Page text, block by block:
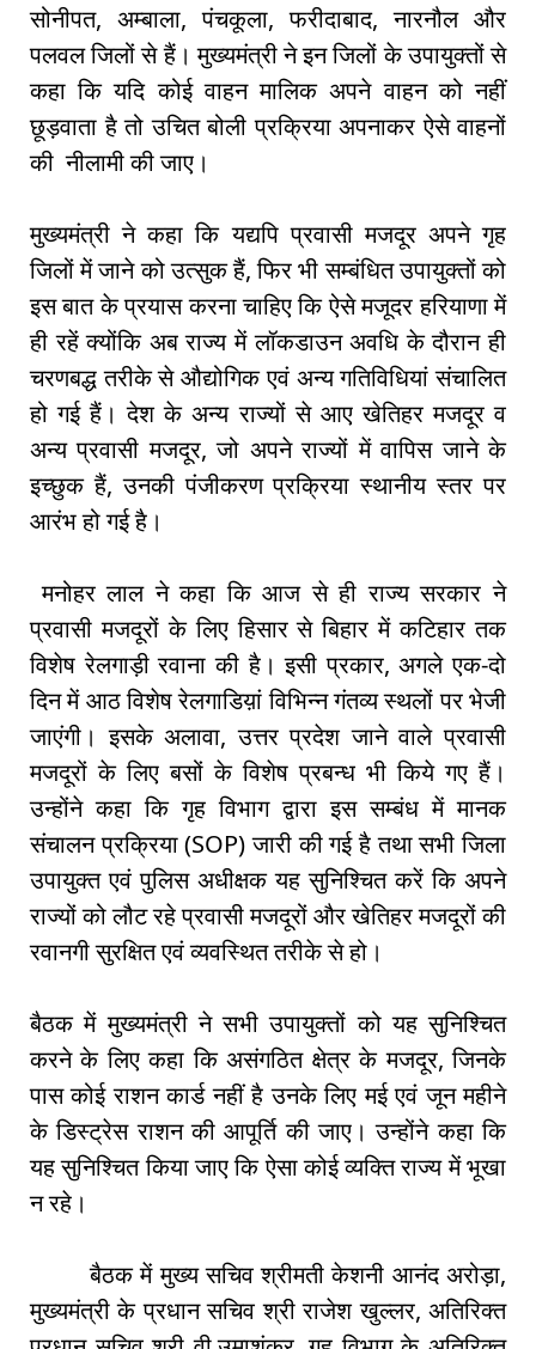
सोनीपत, अम्बाला, पंचकूला, फरीदाबाद, नारनौल और
पलवल जिलों से हैं। मुख्यमंत्री ने इन जिलों के उपायुक्तों से
कहा कि यदि कोई वाहन मालिक अपने वाहन को नहीं
छूड़वाता है तो उचित बोली प्रक्रिया अपनाकर ऐसे वाहनों
की नीलामी की जाए।
मुख्यमंत्री ने कहा कि यद्यपि प्रवासी मजदूर अपने गृह
जिलों में जाने को उत्सुक हैं, फिर भी सम्बंधित उपायुक्तों को
इस बात के प्रयास करना चाहिए कि ऐसे मजूदर हरियाणा में
ही रहें क्योंकि अब राज्य में लॉकडाउन अवधि के दौरान ही
चरणबद्ध तरीके से औद्योगिक एवं अन्य गतिविधियां संचालित
हो गई हैं। देश के अन्य राज्यों से आए खेतिहर मजदूर व
अन्य प्रवासी मजदूर, जो अपने राज्यों में वापिस जाने के
इच्छुक हैं, उनकी पंजीकरण प्रक्रिया स्थानीय स्तर पर
आरंभ हो गई है।
मनोहर लाल ने कहा कि आज से ही राज्य सरकार ने
प्रवासी मजदूरों के लिए हिसार से बिहार में कटिहार तक
विशेष रेलगाड़ी रवाना की है। इसी प्रकार, अगले एक-दो
दिन में आठ विशेष रेलगाडिय़ां विभिन्न गंतव्य स्थलों पर भेजी
जाएंगी। इसके अलावा, उत्तर प्रदेश जाने वाले प्रवासी
मजदूरों के लिए बसों के विशेष प्रबन्ध भी किये गए हैं।
उन्होंने कहा कि गृह विभाग द्वारा इस सम्बंध में मानक
संचालन प्रक्रिया (SOP) जारी की गई है तथा सभी जिला
उपायुक्त एवं पुलिस अधीक्षक यह सुनिश्चित करें कि अपने
राज्यों को लौट रहे प्रवासी मजदूरों और खेतिहर मजदूरों की
रवानगी सुरक्षित एवं व्यवस्थित तरीके से हो।
बैठक में मुख्यमंत्री ने सभी उपायुक्तों को यह सुनिश्चित
करने के लिए कहा कि असंगठित क्षेत्र के मजदूर, जिनके
पास कोई राशन कार्ड नहीं है उनके लिए मई एवं जून महीने
के डिस्ट्रेस राशन की आपूर्ति की जाए। उन्होंने कहा कि
यह सुनिश्चित किया जाए कि ऐसा कोई व्यक्ति राज्य में भूखा
न रहे।
बैठक में मुख्य सचिव श्रीमती केशनी आनंद अरोड़ा,
मुख्यमंत्री के प्रधान सचिव श्री राजेश खुल्लर, अतिरिक्त